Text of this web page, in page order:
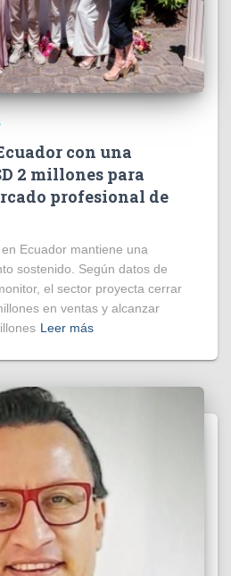
con una
2 millones para
profesional de
Ecuador mantiene una
sostenido. Según datos de
el sector proyecta cerrar
en ventas y alcanzar
Leer más